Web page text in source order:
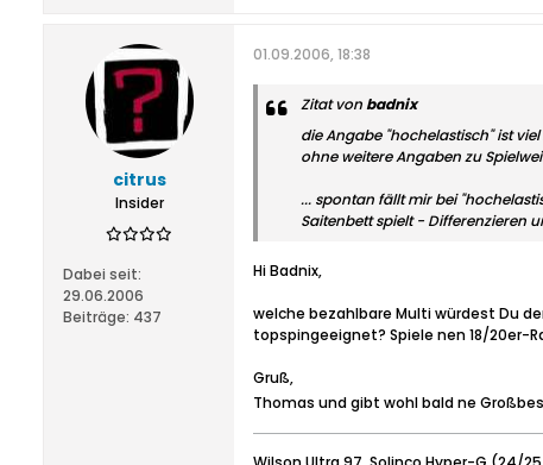
citrus
Insider
Dabei seit:
29.06.2006
Beiträge: 437
01.09.2006, 18:38
Zitat vonbadnix
die Angabe "hochelastisch" ist
ohne weitere Angaben zu
... spontan fällt mir bei
Saitenbett spielt - Differenzieren
Hi Badnix,
welche bezahlbare Multi würdest Du
topspingeeignet? Spiele nen 18/20er-
Gruß,
Thomas und gibt wohl bald ne